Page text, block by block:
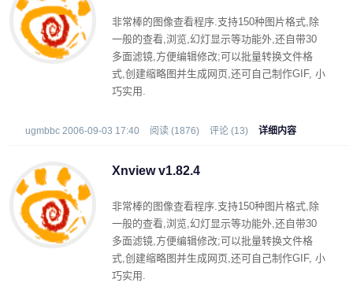
非常棒的图像查看程序.支持150种图片格式,除
一般的查看,浏览,幻灯显示等功能外,还自带30
多面滤镜,方便编辑修改;可以批量转换文件格
式,创建缩略图并生成网页,还可自己制作GIF, 小
巧实用.
ugmbbc 2006-09-03 17:40 阅读 (1876) 评论 (13) 详细内容
Xnview v1.82.4
非常棒的图像查看程序.支持150种图片格式,除
一般的查看,浏览,幻灯显示等功能外,还自带30
多面滤镜,方便编辑修改;可以批量转换文件格
式,创建缩略图并生成网页,还可自己制作GIF, 小
巧实用.